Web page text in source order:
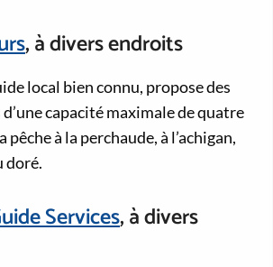
, à divers endroits
local bien connu, propose des
capacité maximale de quatre
pêche à la perchaude, à l’achigan,
doré.
Services, à divers